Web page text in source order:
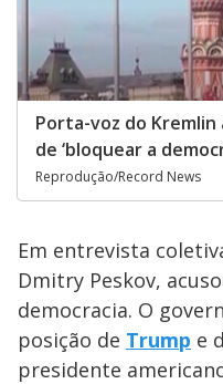
Porta-voz do Kremlin
de ‘bloquear a
Reprodução/Record News
Em entrevista
Dmitry Peskov,
democracia. O
posição de Trump e
presidente